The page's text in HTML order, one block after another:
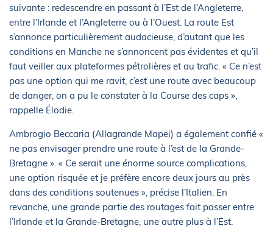
suivante : redescendre en passant à l’Est de l’Angleterre,
entre l’Irlande et l’Angleterre ou à l’Ouest. La route Est
s’annonce particulièrement audacieuse, d’autant que les
conditions en Manche ne s’annoncent pas évidentes et qu’il
faut veiller aux plateformes pétrolières et au trafic. « Ce n’est
pas une option qui me ravit, c’est une route avec beaucoup
de danger, on a pu le constater à la Course des caps »,
rappelle Élodie.
Ambrogio Beccaria (Allagrande Mapei) a également confié «
ne pas envisager prendre une route à l’est de la Grande-
Bretagne ». « Ce serait une énorme source complications,
une option risquée et je préfère encore deux jours au près
dans des conditions soutenues », précise l’Italien. En
revanche, une grande partie des routages fait passer entre
l’Irlande et la Grande-Bretagne, une autre plus à l’Est.